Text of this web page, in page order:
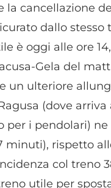
cancellazione
dallo
è oggi alle ore
Gela del
un ulteriore
(dove
i pendolari)
minuti), rispetto
col treno
utile per